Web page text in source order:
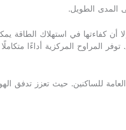
المدى الطويل.
أن كفاءتها في استهلاك الطاقة
المراوح المركزية أداءًا
للساكنين. حيث تعزز تدفق